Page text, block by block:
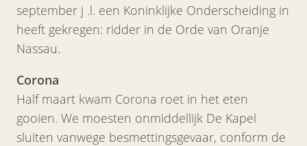
september j .l. een Koninklijke Onderscheiding in
heeft gekregen: ridder in de Orde van Oranje
Nassau.
Corona
Half maart kwam Corona roet in het eten
gooien. We moesten onmiddellijk De Kapel
sluiten vanwege besmettingsgevaar, conform de